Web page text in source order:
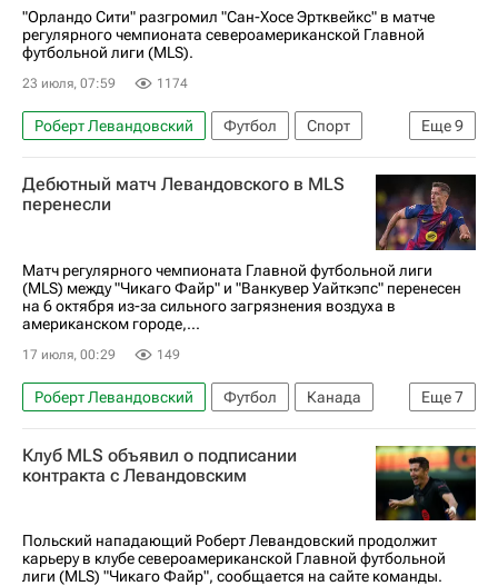
АПЛ 2026-2027 (Чемпионат Англии по футболу)
Чемпионат Испании по футболу
Барселона
Бавария
Бундеслига
Антуан Гризманн
Юри Тилеманс
Тоттенхэм Хотспур
Эндрю Робертсон
Марк Кукурелья
Авторы РИА Новости Спорт
Материалы РИА Спорт
Трансферы
Трансферы в Бундеслиге
Трансферы в Ла Лиге (Примере)
Трансферы в Серии А
"Орландо Сити" разгромил "Сан-Хосе Эртквейкс" в матче
регулярного чемпионата североамериканской Главной
футбольной лиги (MLS).
23 июля, 07:59 1174
Еще9
Роберт Левандовский Футбол
Спорт
Сан-Хосе (город)
Франция
Антуан Гризманн
Брайан Охеда
Атлетико (Мадрид)
Major League Soccer 2025
Суперкубок Испании
Дебютный матч Левандовского в MLS
перенесли
Матч регулярного чемпионата Главной футбольной лиги
(MLS) между "Чикаго Файр" и "Ванкувер Уайткэпс" перенесен
на 6 октября из-за сильного загрязнения воздуха в
американском городе,...
17 июля, 00:29 149
Еще7
Роберт Левандовский Футбол
Канада
Чикаго
Чикаго Файр
Major League Soccer 2025
Ванкувер Уайткэпс
Клуб MLS объявил о подписании
контракта с Левандовским
Польский нападающий Роберт Левандовский продолжит
карьеру в клубе североамериканской Главной футбольной
лиги (MLS) "Чикаго Файр", сообщается на сайте команды.